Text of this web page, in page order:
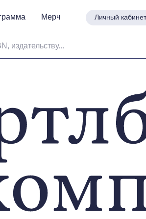
Личный кабинет
издательству...
Мерч Личный кабинет
Мерч